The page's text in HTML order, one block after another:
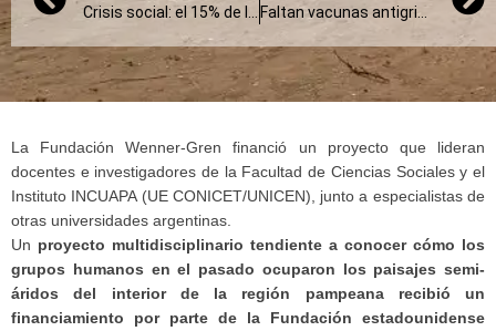
Faltan vacunas antigripales para mayores de 65 años en Olavarría por demoras en el envío de Nación
La Fundación Wenner-Gren financió un proyecto que lideran
docentes e investigadores de la Facultad de Ciencias Sociales y el
Instituto INCUAPA (UE CONICET/UNICEN), junto a especialistas de
otras universidades argentinas.
Un proyecto multidisciplinario tendiente a conocer cómo los
grupos humanos en el pasado ocuparon los paisajes semi-
áridos del interior de la región pampeana recibió un
financiamiento por parte de la Fundación estadounidense